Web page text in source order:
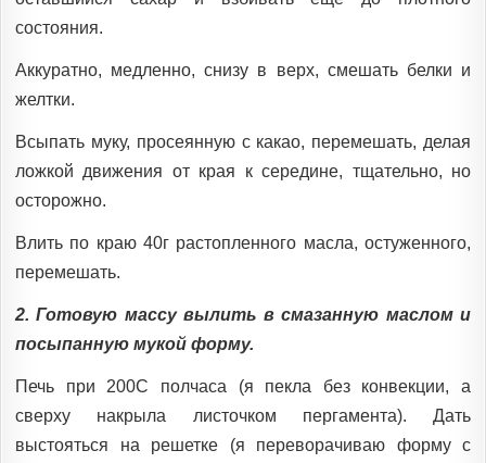
состояния.
Аккуратно, медленно, снизу в верх, смешать белки и
желтки.
Всыпать муку, просеянную с какао, перемешать, делая
ложкой движения от края к середине, тщательно, но
осторожно.
Влить по краю 40г растопленного масла, остуженного,
перемешать.
2. Готовую массу вылить в смазанную маслом и
посыпанную мукой форму.
Печь при 200С полчаса (я пекла без конвекции, а
сверху накрыла листочком пергамента). Дать
выстояться на решетке (я переворачиваю форму с